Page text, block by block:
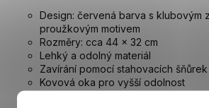
Design: červená barva s klubovým
proužkovým motivem
Rozměry: cca 44 × 32 cm
Lehký a odolný materiál
Zavírání pomocí stahovacích šňůrek
Kovová oka pro vyšší odolnost